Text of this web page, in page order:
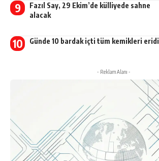
Fazıl Say, 29 Ekim’de külliyede sahne
alacak
Günde 10 bardak içti tüm kemikleri eridi
- Reklam Alanı -